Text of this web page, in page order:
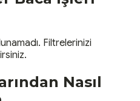
Filtrelerinizi
Nasıl